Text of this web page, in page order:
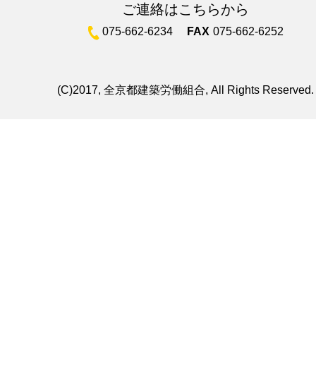
ご連絡はこちらから
075-662-6234 FAX 075-662-6252
(C)2017, 全京都建築労働組合, All Rights Reserved.